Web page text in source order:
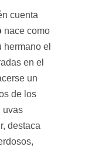
cuenta
nace como
hermano el
en el
un
de los
uvas
destaca